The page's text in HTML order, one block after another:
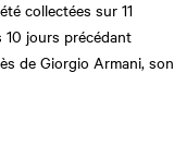
collectées sur 11
10 jours précédant
de Giorgio Armani, son